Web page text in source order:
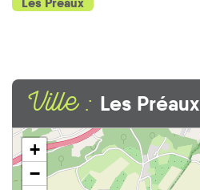
Ville : Les Préaux
+
−